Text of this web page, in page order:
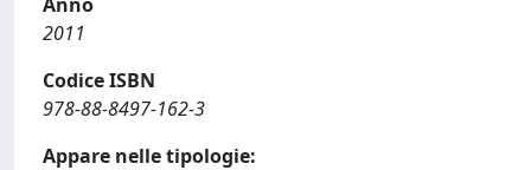
2011
Codice ISBN
978-88-8497-162-3
Appare nelle tipologie: